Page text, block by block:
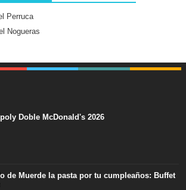
Perruca
Nogueras
Doble McDonald's 2026
de Muerde la pasta por tu cumpleaños: Buffet